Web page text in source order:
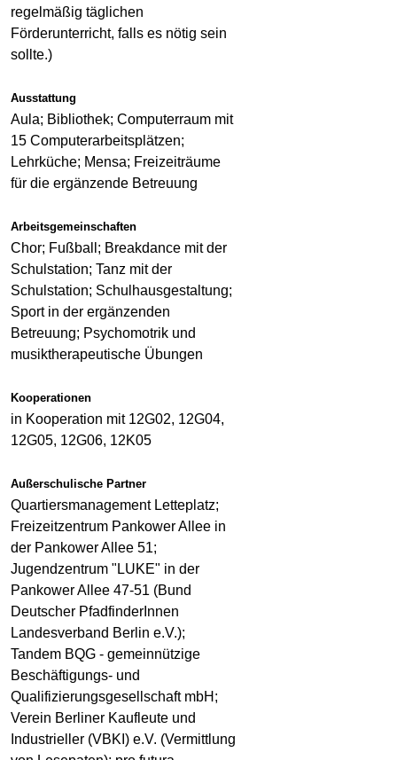
regelmäßig täglichen
Förderunterricht, falls es nötig sein
sollte.)
Ausstattung
Aula; Bibliothek; Computerraum mit
15 Computerarbeitsplätzen;
Lehrküche; Mensa; Freizeiträume
für die ergänzende Betreuung
Arbeitsgemeinschaften
Chor; Fußball; Breakdance mit der
Schulstation; Tanz mit der
Schulstation; Schulhausgestaltung;
Sport in der ergänzenden
Betreuung; Psychomotrik und
musiktherapeutische Übungen
Kooperationen
in Kooperation mit 12G02, 12G04,
12G05, 12G06, 12K05
Außerschulische Partner
Quartiersmanagement Letteplatz;
Freizeitzentrum Pankower Allee in
der Pankower Allee 51;
Jugendzentrum "LUKE" in der
Pankower Allee 47-51 (Bund
Deutscher PfadfinderInnen
Landesverband Berlin e.V.);
Tandem BQG - gemeinnützige
Beschäftigungs- und
Qualifizierungsgesellschaft mbH;
Verein Berliner Kaufleute und
Industrieller (VBKI) e.V. (Vermittlung